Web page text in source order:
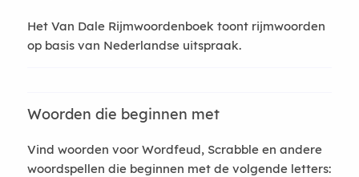
Het Van Dale Rijmwoordenboek toont rijmwoorden
op basis van Nederlandse uitspraak.
Woorden die beginnen met
Vind woorden voor Wordfeud, Scrabble en andere
woordspellen die beginnen met de volgende letters: